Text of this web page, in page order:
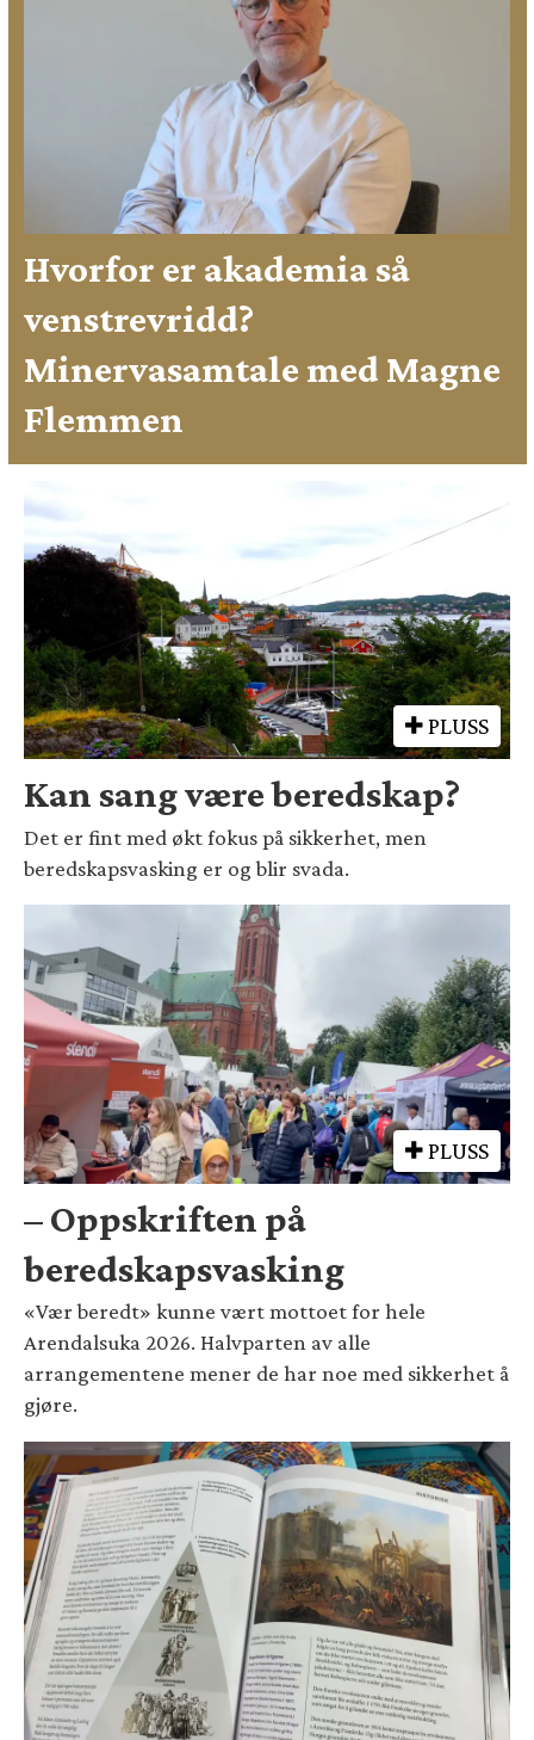
Hvorfor er akademia så
venstrevridd?
Minervasamtale med Magne
Flemmen
PLUSS
Kan sang være beredskap?
Det er fint med økt fokus på sikkerhet, men
beredskapsvasking er og blir svada.
PLUSS
– Oppskriften på
beredskapsvasking
«Vær beredt» kunne vært mottoet for hele
Arendalsuka 2026. Halvparten av alle
arrangementene mener de har noe med sikkerhet å
gjøre.